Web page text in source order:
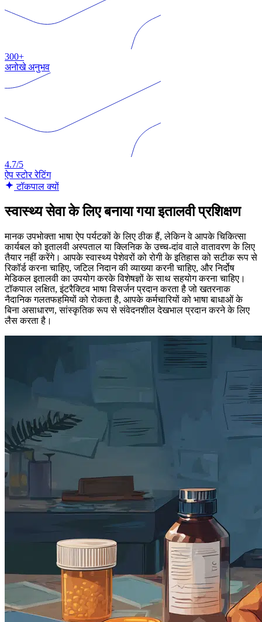
300+
अनोखे अनुभव
4.7/5
ऐप स्टोर रेटिंग
टॉकपाल क्यों
स्वास्थ्य सेवा के लिए बनाया गया इतालवी प्रशिक्षण
मानक उपभोक्ता भाषा ऐप पर्यटकों के लिए ठीक हैं, लेकिन वे आपके चिकित्सा
कार्यबल को इतालवी अस्पताल या क्लिनिक के उच्च-दांव वाले वातावरण के लिए
तैयार नहीं करेंगे। आपके स्वास्थ्य पेशेवरों को रोगी के इतिहास को सटीक रूप से
रिकॉर्ड करना चाहिए, जटिल निदान की व्याख्या करनी चाहिए, और निर्दोष
मेडिकल इतालवी का उपयोग करके विशेषज्ञों के साथ सहयोग करना चाहिए।
टॉकपाल लक्षित, इंटरैक्टिव भाषा विसर्जन प्रदान करता है जो खतरनाक
नैदानिक गलतफहमियों को रोकता है, आपके कर्मचारियों को भाषा बाधाओं के
बिना असाधारण, सांस्कृतिक रूप से संवेदनशील देखभाल प्रदान करने के लिए
लैस करता है।